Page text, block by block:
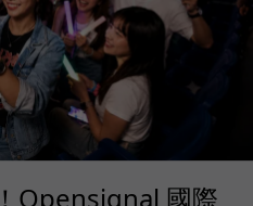
Opensignal 國際